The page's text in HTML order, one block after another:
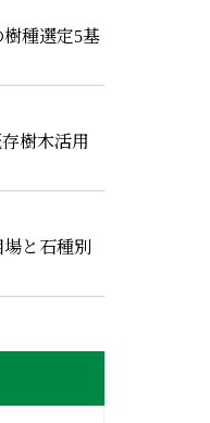
種選定5基
樹木活用
と石種別